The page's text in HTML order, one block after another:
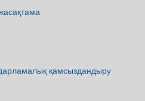
қамсыздандыру